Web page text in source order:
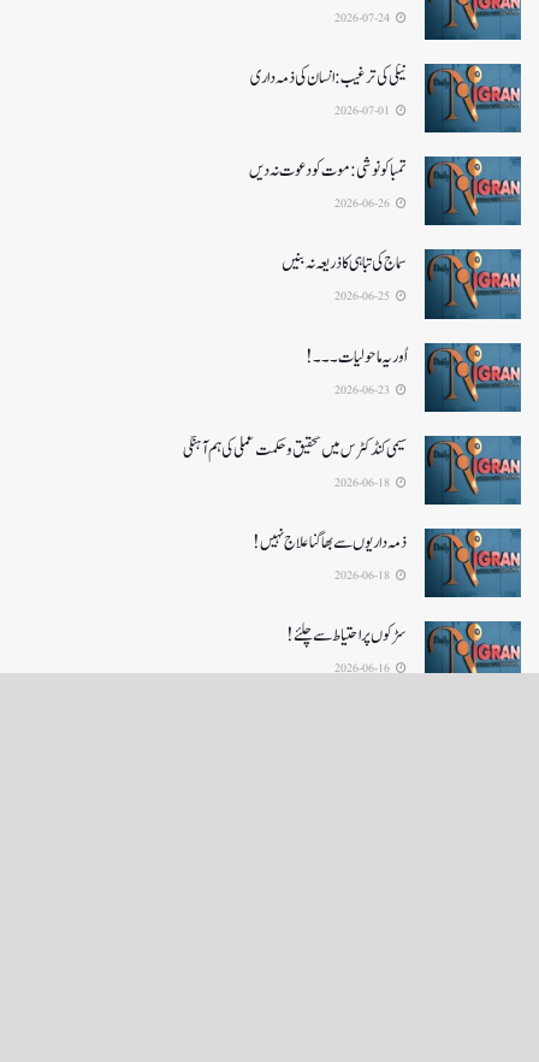
نیکی کی ترغیب: انسان کی ذمہ داری
تمباکو نوشی: موت کو دعوت نہ دیں
سماج کی تباہی کا ذریعہ نہ بنیں
اُور یہ ماحولیات۔۔۔!
سیمی کنڈکٹرس میں تحقیق و حکمت عملی کی ہم آہنگی
ذمہ داریوں سے بھاگنا علاج نہیں!
سڑکوں پر احتیاط سے چلئے!